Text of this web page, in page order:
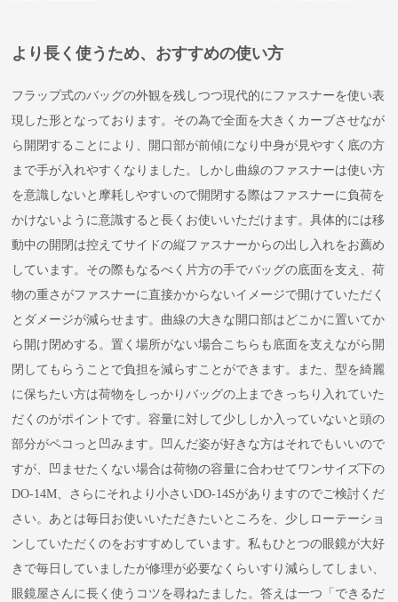
より長く使うため、おすすめの使い方
フラップ式のバッグの外観を残しつつ現代的にファスナーを使い表
現した形となっております。その為で全面を大きくカーブさせなが
ら開閉することにより、開口部が前傾になり中身が見やすく底の方
まで手が入れやすくなりました。しかし曲線のファスナーは使い方
を意識しないと摩耗しやすいので開閉する際はファスナーに負荷を
かけないように意識すると長くお使いいただけます。具体的には移
動中の開閉は控えてサイドの縦ファスナーからの出し入れをお薦め
しています。その際もなるべく片方の手でバッグの底面を支え、荷
物の重さがファスナーに直接かからないイメージで開けていただく
とダメージが減らせます。曲線の大きな開口部はどこかに置いてか
ら開け閉めする。置く場所がない場合こちらも底面を支えながら開
閉してもらうことで負担を減らすことができます。また、型を綺麗
に保ちたい方は荷物をしっかりバッグの上まできっちり入れていた
だくのがポイントです。容量に対して少ししか入っていないと頭の
部分がペコっと凹みます。凹んだ姿が好きな方はそれでもいいので
すが、凹ませたくない場合は荷物の容量に合わせてワンサイズ下の
DO-14M、さらにそれより小さいDO-14Sがありますのでご検討くだ
さい。あとは毎日お使いいただきたいところを、少しローテーショ
ンしていただくのをおすすめしています。私もひとつの眼鏡が大好
きで毎日していましたが修理が必要なくらいすり減らしてしまい、
眼鏡屋さんに長く使うコツを尋ねたました。答えは一つ「できるだ